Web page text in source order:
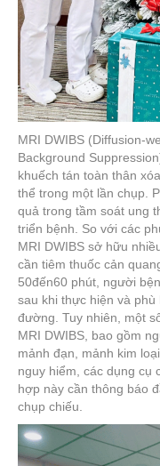
MRI DWIBS (Diffusion-
Background
khuếch tán toàn thân
thể trong một lần chụp.
quả trong tầm soát ung
triển bệnh. So với các
MRI DWIBS sở hữu
cần tiêm thuốc cản
50đến60 phút, người
sau khi thực hiện và
đường. Tuy nhiên, một
MRI DWIBS, bao gồm
mảnh đạn, mảnh kim
nguy hiểm, các dụng
hợp này cần thông báo
chụp chiếu.